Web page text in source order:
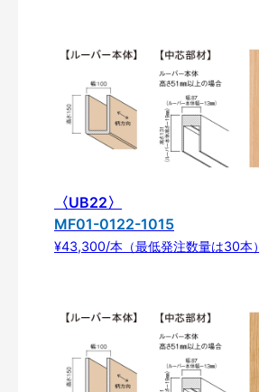
〈UB22〉
MF01-0122-1015
¥43,300/本（最低発注数量は30本）